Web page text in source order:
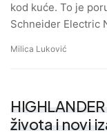
kod kuće. To je
Schneider Electric
Milica Luković
života i novi